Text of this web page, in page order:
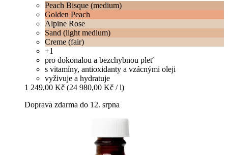
Peach Bisque (medium)
Golden Peach
Alpine Rose
Sand (light medium)
Creme (fair)
+1
pro dokonalou a bezchybnou pleť
s vitamíny, antioxidanty a vzácnými oleji
vyživuje a hydratuje
1 249,00 Kč (24 980,00 Kč / l)
Doprava zdarma do 12. srpna